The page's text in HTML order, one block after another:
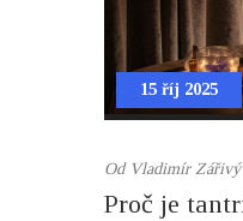
15 říj 2025
Od Vladimír Zářivý
Proč je